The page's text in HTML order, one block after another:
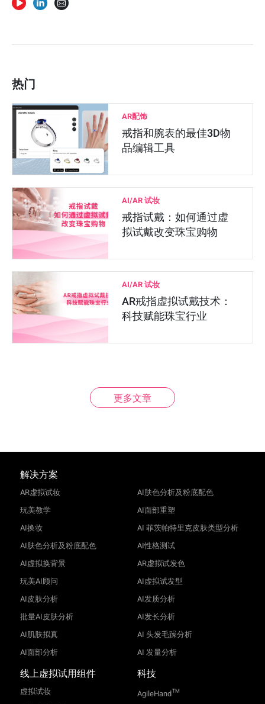
热门
AR配饰
戒指和腕表的最佳3D物
品编辑工具
AI/AR 试妆
戒指试戴：如何通过虚
拟试戴改变珠宝购物
AI/AR 试妆
AR戒指虚拟试戴技术：
科技赋能珠宝行业
更多文章
解决方案
AR虚拟试妆
玩美教学
AI换妆
AI肤色分析及粉底配色
AI虚拟换背景
玩美AI顾问
AI皮肤分析
批量AI皮肤分析
AI肌肤拟真
AI面部分析
AI肤色分析及粉底配色
AI面部重塑
AI 菲茨帕特里克皮肤类型分析
AI性格测试
AR虚拟试发色
AI虚拟试发型
AI发质分析
AI发长分析
AI 头发毛躁分析
AI 发量分析
线上虚拟试用组件
虚拟试妆
科技
AgileHandTM